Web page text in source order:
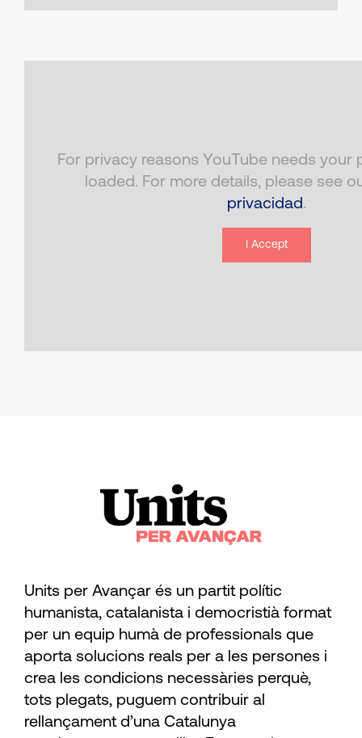
For privacy reasons YouTube needs your
loaded. For more details, please see
privacidad.
I Accept
Units per Avançar és un partit polític
humanista, catalanista i democristià format
per un equip humà de professionals que
aporta solucions reals per a les persones i
crea les condicions necessàries perquè,
tots plegats, puguem contribuir al
rellançament d’una Catalunya